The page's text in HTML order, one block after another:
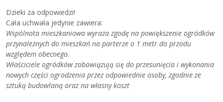
Dzieki za odpowiedzi!
Cała uchwała jedynie zawiera:
Wspólnota mieszkaniowa wyraża zgodę na powiększenie ogródków
przynależnych do mieszkań na parterze o 1 metr do przodu
względem obecnego.
Właściciele ogródków zobowiązują się do przesunięcia i wykonania
nowych części ogrodzenia przez odpowiednie osoby, zgodnie ze
sztuką budowlaną oraz na własny koszt